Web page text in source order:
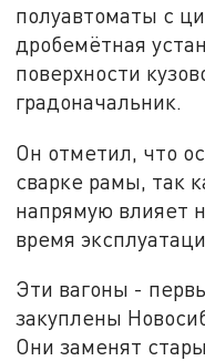
полуавтоматы с
дробемётная
поверхности
градоначальник.
Он отметил, что
сварке рамы, так
напрямую влияет
время
Эти вагоны -
закуплены
Они заменят